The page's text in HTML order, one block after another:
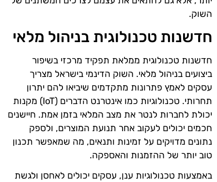
השוק.
חדשנות טכנולוגית בניהול מלאי
חדשנות טכנולוגית ממלאת תפקיד מרכזי בשיפור
ביצועים בניהול מלאי. השוק הדינמי בישראל מצריך
עסקים לאמץ פתרונות מתקדמים שיביאו להם יתרון
תחרותי. טכנולוגיות כמו אינטרנט הדברים (IoT) מקנות
יכולת לחברות לנטר את מצב המלאי בזמן אמת. חיישנים
חכמים יכולים לעקוב אחר תנועת המוצרים, ולספק
נתונים מדויקים על זמינות ותנאים, מה שמאפשר תכנון
טוב יותר של ההזמנות והאספקה.
באמצעות טכנולוגיות ענן, עסקים יכולים לאחסן ולגשת